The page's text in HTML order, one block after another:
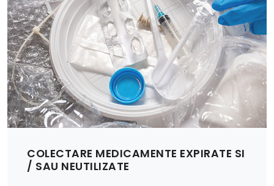
COLECTARE MEDICAMENTE EXPIRATE SI
/ SAU NEUTILIZATE